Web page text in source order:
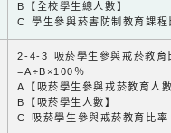
B【全校學生總人數】
C 學生參與菸害防制教育課程
2-4-3 吸菸學生參與戒菸教育
=A÷B×100％
A【吸菸學生參與戒菸教育人
B【吸菸學生人數】
C 吸菸學生參與戒菸教育比率